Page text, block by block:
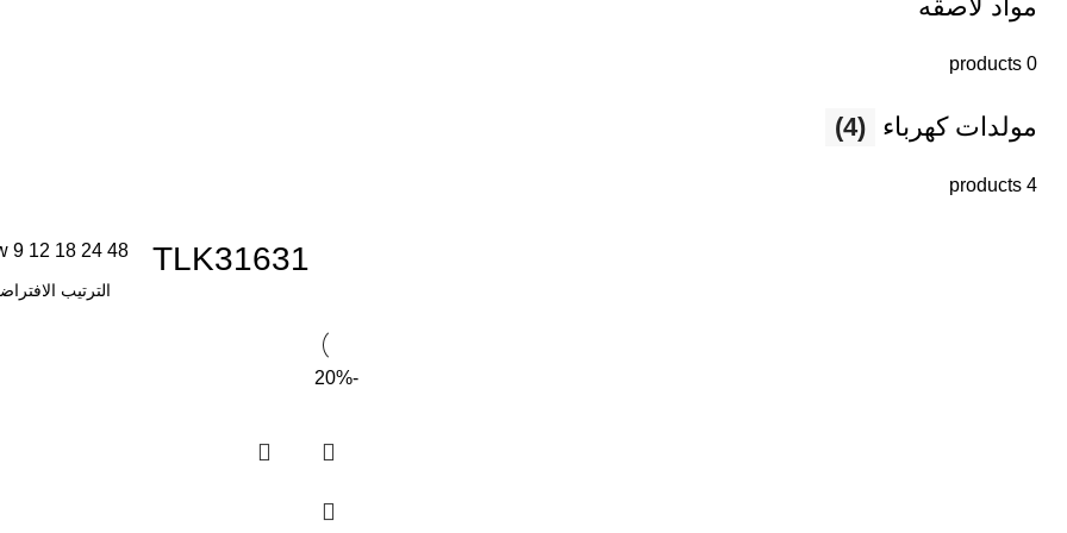
مواد لاصقه
0 products
مولدات كهرباء (4)
4 products
TLK31631
9 12 18 24 48
-20%